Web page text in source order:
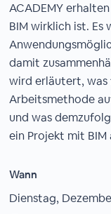
ACADEMY
BIM wirklich ist. Es
damit
wird erläutert, was
Arbeitsmethode
und was
ein Projekt mit BIM
Wann
Dienstag,